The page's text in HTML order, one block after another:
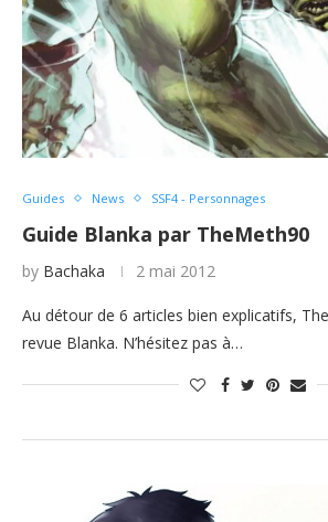
Guides News SSF4 - Personnages
Guide Blanka par TheMeth90
by Bachaka 2 mai 2012
Au détour de 6 articles bien explicatifs,
revue Blanka. N’hésitez pas à…